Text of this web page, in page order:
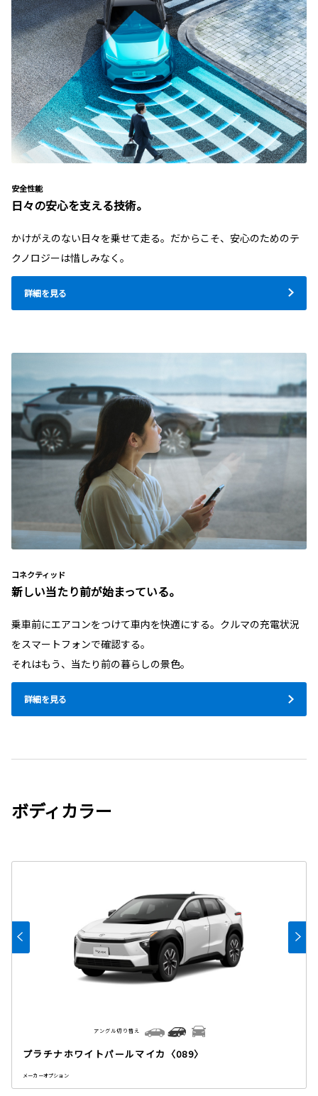
安全性能
日々の安心を支える技術。
かけがえのない日々を乗せて走る。だからこそ、安心のためのテ
クノロジーは惜しみなく。
詳細を見る
コネクティッド
新しい当たり前が始まっている。
乗車前にエアコンをつけて車内を快適にする。クルマの充電状況
をスマートフォンで確認する。
それはもう、当たり前の暮らしの景色。
詳細を見る
ボディカラー
プラチナホワイトパールマイカ〈089〉
メーカーオプション
アングル切り替え